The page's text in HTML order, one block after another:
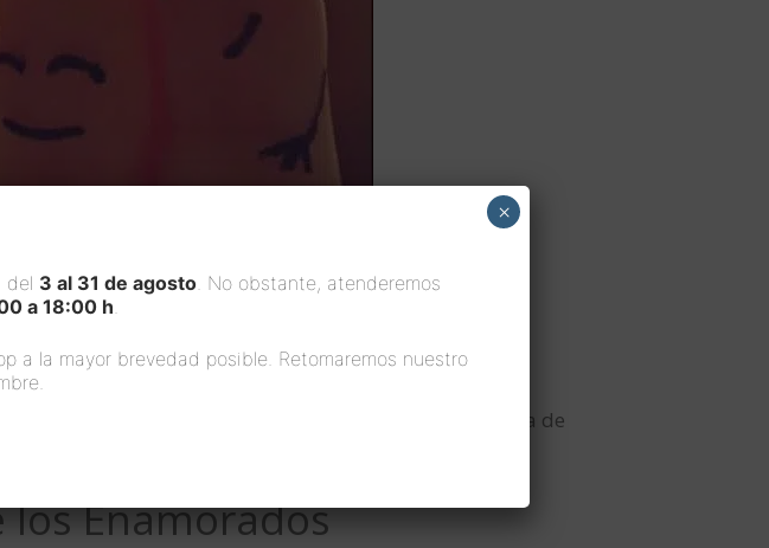
trabajo, de los resultados anímicos y de la autoestima de
los Enamorados
del 3 al 31 de agosto. No obstante, atenderemos
a 18:00 h.
a la mayor brevedad posible. Retomaremos nuestro
×